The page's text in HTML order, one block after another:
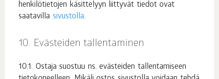
henkilötietojen käsittelyyn liittyvät tiedot ovat
saatavilla sivustolla.
Evästeiden tallentaminen
Ostaja suostuu ns. evästeiden tallentamiseen